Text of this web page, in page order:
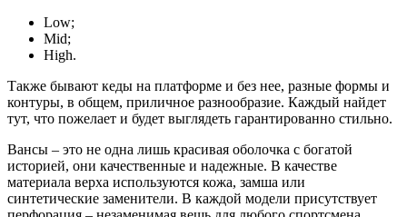
Low;
Mid;
High.
Также бывают кеды на платформе и без нее, разные формы и
контуры, в общем, приличное разнообразие. Каждый найдет
тут, что пожелает и будет выглядеть гарантированно стильно.
Вансы – это не одна лишь красивая оболочка с богатой
историей, они качественные и надежные. В качестве
материала верха используются кожа, замша или
синтетические заменители. В каждой модели присутствует